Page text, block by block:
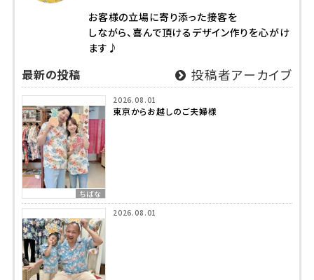
お客様の立場に寄り添った接客を
しながら、喜んで頂けるデザイン作りを心がけ
ます♪
最新の投稿 投稿者アーカイブ
ちばな
2026.08.01
東京からお越しのご夫婦様
2026.08.01